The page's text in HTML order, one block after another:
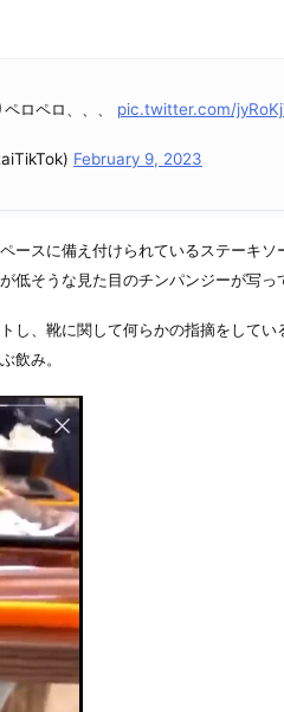
ロペロ、、、 pic.twitter.com/
February 9, 2023
ースに備え付けられているステーキ
低そうな見た目のチンパンジーが写っ
し、靴に関して何らかの指摘をして
飲み。